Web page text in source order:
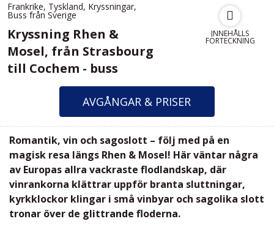
Frankrike, Tyskland, Kryssningar,
Buss från Sverige
Kryssning Rhen &
Mosel, från Strasbourg
till Cochem - buss
AVGÅNGAR & PRISER
INNEHÅLLS
FÖRTECKNING
Romantik, vin och sagoslott – följ med på en
magisk resa längs Rhen & Mosel! Här väntar några
av Europas allra vackraste flodlandskap, där
vinrankorna klättrar uppför branta sluttningar,
kyrkklockor klingar i små vinbyar och sagolika slott
tronar över de glittrande floderna.